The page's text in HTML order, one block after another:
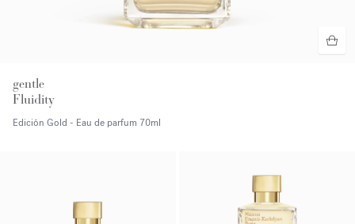
gentle
Fluidity
Edición Gold - Eau de parfum 70ml